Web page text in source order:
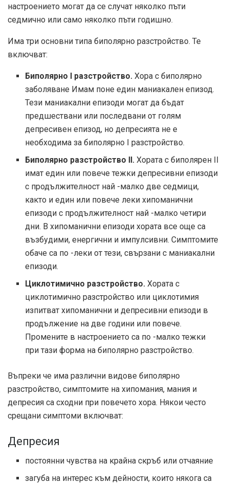
настроението могат да се случат няколко пъти
седмично или само няколко пъти годишно.
Има три основни типа биполярно разстройство. Те
включват:
Биполярно I разстройство. Хора с биполярно
заболяване Имам поне един маниакален епизод.
Тези маниакални епизоди могат да бъдат
предшествани или последвани от голям
депресивен епизод, но депресията не е
необходима за биполярно I разстройство.
Биполярно разстройство II. Хората с биполярен II
имат един или повече тежки депресивни епизоди
с продължителност най -малко две седмици,
както и един или повече леки хипоманични
епизоди с продължителност най -малко четири
дни. В хипоманични епизоди хората все още са
възбудими, енергични и импулсивни. Симптомите
обаче са по -леки от тези, свързани с маниакални
епизоди.
Циклотимично разстройство.Хората с
циклотимично разстройство или циклотимия
изпитват хипоманични и депресивни епизоди в
продължение на две години или повече.
Промените в настроението са по -малко тежки
при тази форма на биполярно разстройство.
Въпреки че има различни видове биполярно
разстройство, симптомите на хипомания, мания и
депресия са сходни при повечето хора. Някои често
срещани симптоми включват:
Депресия
постоянни чувства на крайна скръб или отчаяние
загуба на интерес към дейности, които някога са